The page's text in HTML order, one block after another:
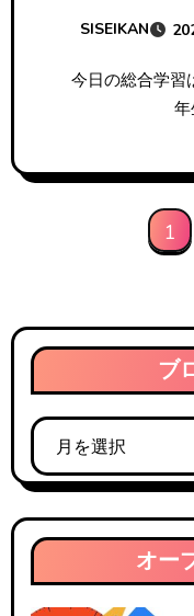
SISEIKAN
今日の総合学習はクラス別に行われました。 １
の
ペ
ー
ジ
送
り
1
ブ
ブ
ロ
グ
ア
ー
カ
オー